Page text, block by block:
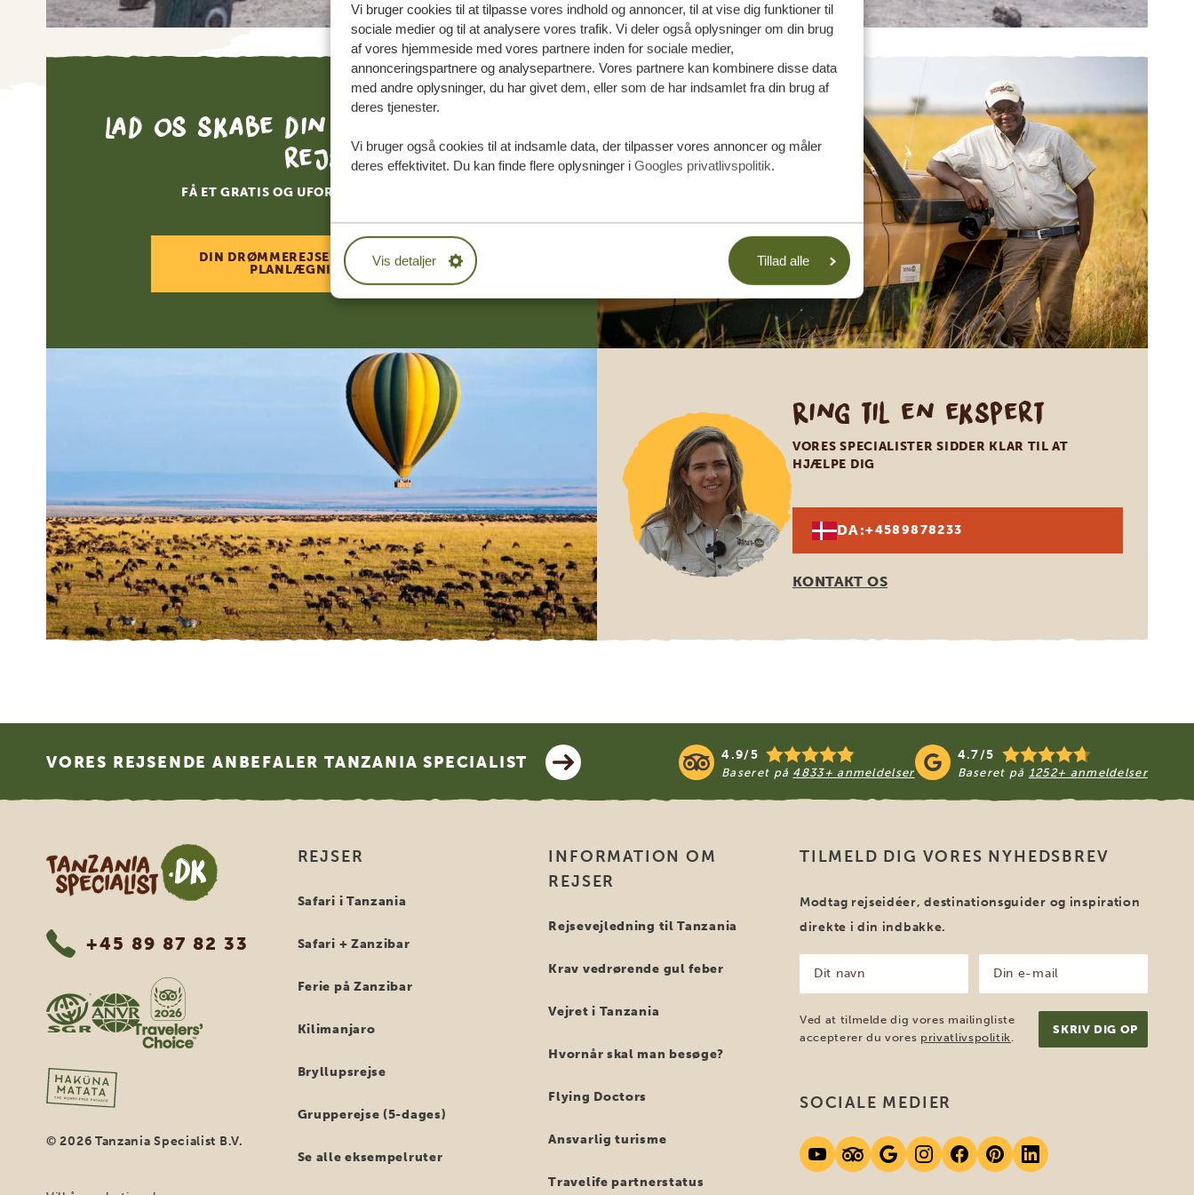
Vi bruger cookies til at tilpasse vores indhold og annoncer, til at vise dig funktioner til
sociale medier og til at analysere vores trafik. Vi deler også oplysninger om din brug
af vores hjemmeside med vores partnere inden for sociale medier,
annonceringspartnere og analysepartnere. Vores partnere kan kombinere disse data
med andre oplysninger, du har givet dem, eller som de har indsamlet fra din brug af
deres tjenester.
Vi bruger også cookies til at indsamle data, der tilpasser vores annoncer og måler
deres effektivitet. Du kan finde flere oplysninger i Googles privatlivspolitik.
Vis detaljer Tillad alle
Lad os skabe din skræddersyede
rejse
FÅ ET GRATIS OG UFORPLIGTENDE TILBUD
DIN DRØMMEREJSE VENTER – START
PLANLÆGNINGEN NU
Ring til en ekspert
VORES SPECIALISTER SIDDER KLAR TIL AT
HJÆLPE DIG
DA:+4589878233
KONTAKT OS
VORES REJSENDE ANBEFALER TANZANIA SPECIALIST 4.9/5
Baseret på 4833+ anmeldelser
4.7/5
Baseret på 1252+ anmeldelser
Tanzania Specialist
+45 89 87 82 33
© 2026 Tanzania Specialist B.V.
REJSER
Safari i Tanzania
Safari + Zanzibar
Ferie på Zanzibar
Kilimanjaro
Bryllupsrejse
Grupperejse (5-dages)
Se alle eksempelruter
INFORMATION OM
REJSER
Rejsevejledning til Tanzania
Krav vedrørende gul feber
Vejret i Tanzania
Hvornår skal man besøge?
Flying Doctors
Ansvarlig turisme
Travelife partnerstatus
TILMELD DIG VORES NYHEDSBREV
Modtag rejseidéer, destinationsguider og inspiration
direkte i din indbakke.
navn
(Påkrævet)
mail
(Påkrævet)
Ved at tilmelde dig vores mailingliste
accepterer du vores privatlivspolitik.
SOCIALE MEDIER